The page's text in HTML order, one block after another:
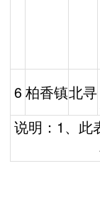
6 柏香镇北寻
说明：1、此